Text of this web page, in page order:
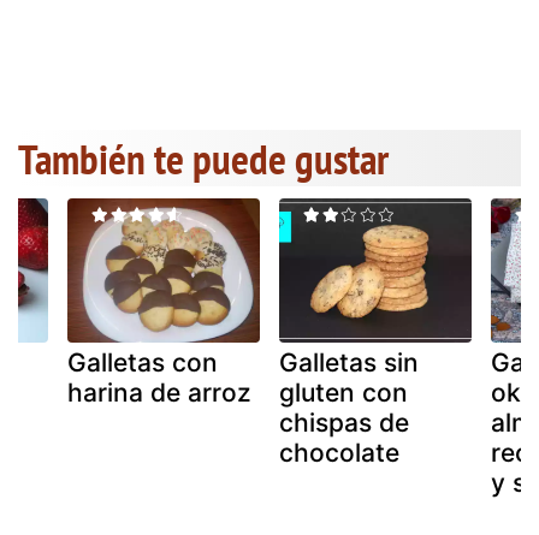
También te puede gustar
Galletas con
harina de arroz
Galletas sin
gluten con
chispas de
chocolate
y